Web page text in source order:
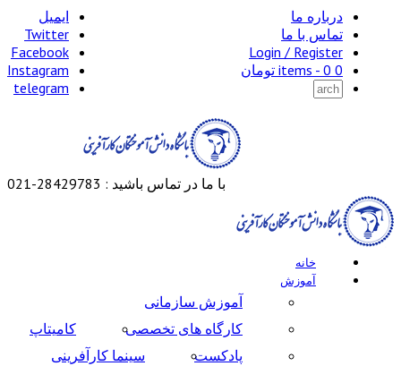
درباره ما
تماس با ما
Login / Register
0 items -
0 تومان
ایمیل
Twitter
Facebook
Instagram
telegram
با ما در تماس باشید : 28429783-021
خانه
آموزش
آموزش سازمانی
کارگاه های تخصصی
کامیتاپ
پادکست
سینما کارآفرینی